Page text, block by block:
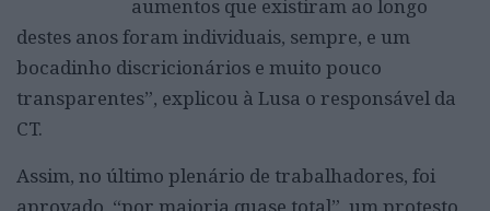
aumentos que existiram ao longo
destes anos foram individuais, sempre, e um
bocadinho discricionários e muito pouco
transparentes”, explicou à Lusa o responsável da
CT.
Assim, no último plenário de trabalhadores, foi
aprovado, “por maioria quase total”, um protesto